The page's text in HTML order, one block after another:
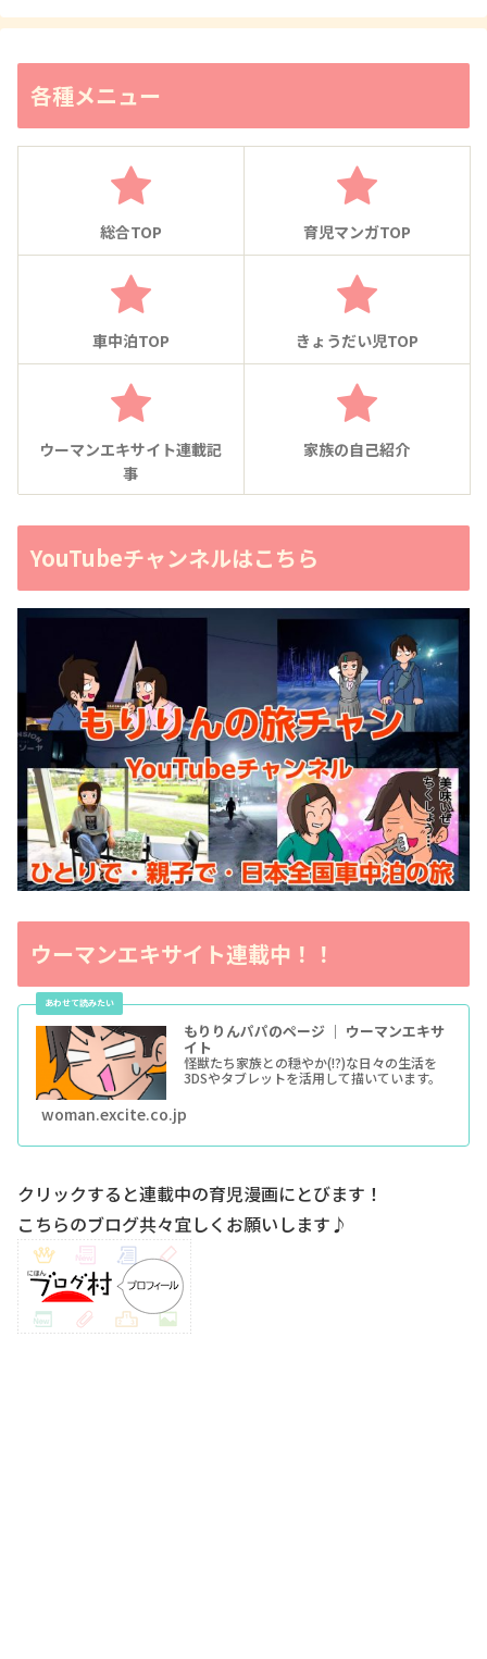
各種メニュー
総合TOP 育児マンガTOP
車中泊TOP きょうだい児TOP
ウーマンエキサイト連載記
事
家族の自己紹介
YouTubeチャンネルはこちら
ウーマンエキサイト連載中！！
もりりんパパのページ ｜ ウーマンエキサ
イト
怪獣たち家族との穏やか(!?)な日々の生活を
3DSやタブレットを活用して描いています。
woman.excite.co.jp
クリックすると連載中の育児漫画にとびます！
こちらのブログ共々宜しくお願いします♪